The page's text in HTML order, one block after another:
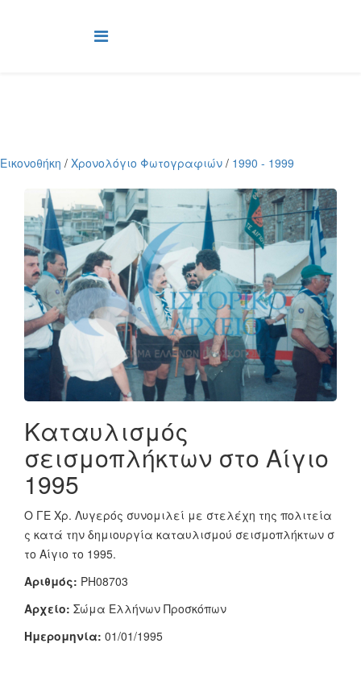
Εικονοθήκη / Χρονολόγιο Φωτογραφιών / 1990 - 1999
Καταυλισμός
σεισμοπλήκτων στο Αίγιο
1995
Ο ΓΕ Χρ. Λυγερός συνομιλεί με στελέχη της πολιτεία
ς κατά την δημιουργία καταυλισμού σεισμοπλήκτων σ
το Αίγιο το 1995.
Αριθμός: PH08703
Αρχείο: Σώμα Ελλήνων Προσκόπων
Ημερομηνία: 01/01/1995